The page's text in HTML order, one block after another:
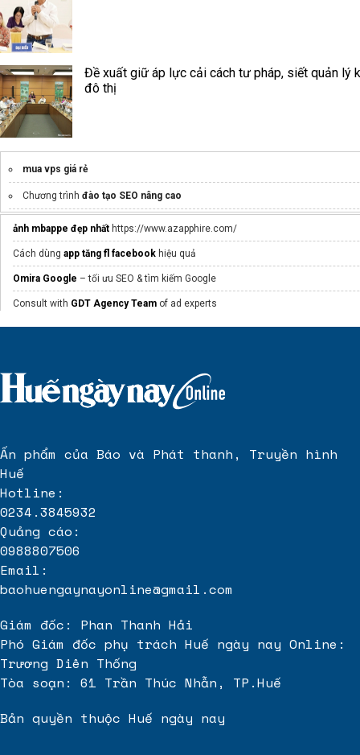
Đề xuất giữ áp lực cải cách tư pháp, siết quản lý
đô thị
mua vps giá rẻ
Chương trình đào tạo SEO nâng cao
Mua vps giá rẻ 50ktốc độ cao
dịch vụ seo tổng thể
Google Workspace GCS
traffic là gì
Phần mềm bản quyền Ekeyms.net
ảnh mbappe đẹp nhất https://www.azapphire.com/
Cách dùng app tăng fl facebook hiệu quả
Omira Google – tối ưu SEO & tìm kiếm Google
Consult with GDT Agency Team of ad experts
ảnh chó memeNha Khoa Thẩm Mỹ Quốc Tế AQUA
ảnh bình minh mây wedding
ảnh bộ đội buồnanhbuontamtrang.vn
Ấn phẩm của Báo và Phát thanh, Truyền hình
Huế
Hotline:
0234.3845932
Quảng cáo:
0988807506
Email:
baohuengaynayonline@gmail.com
Giám đốc: Phan Thanh Hải
Phó Giám đốc phụ trách Huế ngày nay Online:
Trương Diên Thống
Tòa soạn: 61 Trần Thúc Nhẫn, TP.Huế
Bản quyền thuộc Huế ngày nay